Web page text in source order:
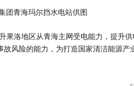
团青海玛尔挡水电站供图
洛地区从青海主网受电能力，提升供
风险的能力，为打造国家清洁能源产